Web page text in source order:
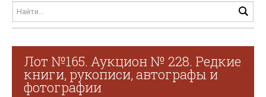
Лот №165. Аукцион № 228. Редкие
книги, рукописи, автографы и
фотографии